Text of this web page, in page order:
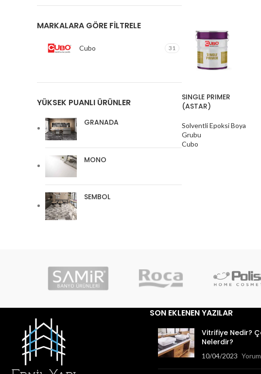
MARKALARA GÖRE FILTRELE
Cubo 31
YÜKSEK PUANLI ÜRÜNLER
GRANADA
MONO
SEMBOL
SINGLE PRIMER
(ASTAR)
Solventli Epoksi Boya
Grubu
Cubo
SON EKLENEN YAZILAR
Vitrifiye Nedir?
Nelerdir?
10/04/2023